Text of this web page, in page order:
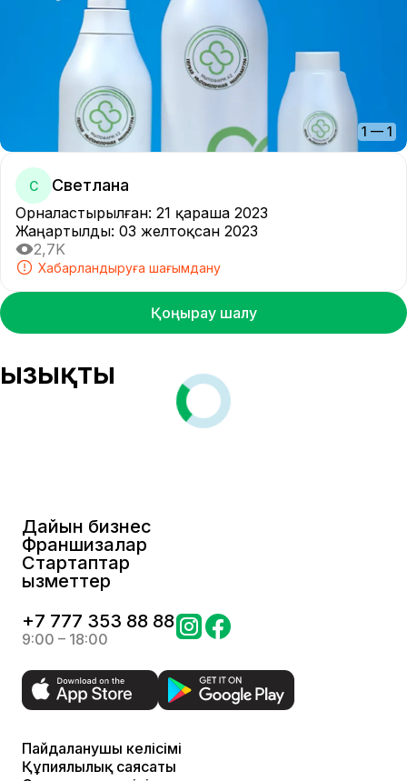
1 — 1
С Светлана
Орналастырылған: 21 қараша 2023
Жаңартылды: 03 желтоқсан 2023
2,7K
Хабарландыруға шағымдану
Қоңырау шалу
Қызықты
Дайын бизнес
Франшизалар
Стартаптар
Қызметтер
+7 777 353 88 88
9:00 – 18:00
Пайдаланушы келісімі
Құпиялылық саясаты